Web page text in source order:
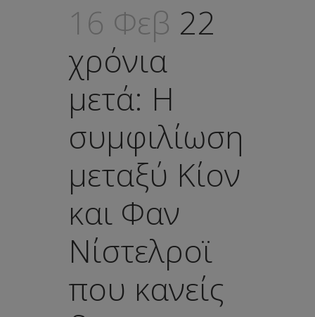
16 Φεβ 22
χρόνια
μετά: Η
συμφιλίωση
μεταξύ Κίον
και Φαν
Νίστελροϊ
που κανείς